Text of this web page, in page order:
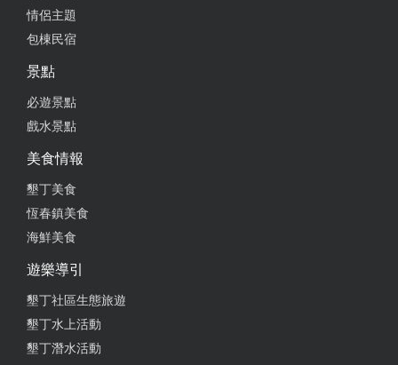
情侶主題
包棟民宿
景點
必遊景點
戲水景點
美食情報
墾丁美食
恆春鎮美食
海鮮美食
遊樂導引
墾丁社區生態旅遊
墾丁水上活動
墾丁潛水活動